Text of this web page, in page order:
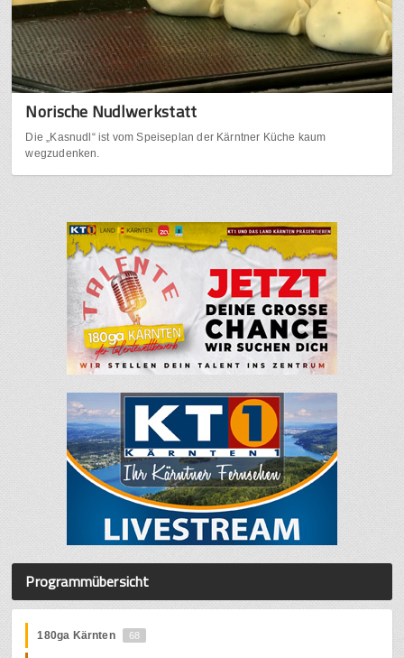
Norische Nudlwerkstatt
Die „Kasnudl“ ist vom Speiseplan der Kärntner Küche kaum
wegzudenken.
Programmübersicht
180ga Kärnten 68